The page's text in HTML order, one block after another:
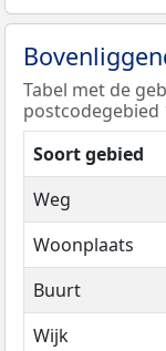
Tabel met de
postcodegebied
Soort gebied
Weg
Woonplaats
Buurt
Wijk